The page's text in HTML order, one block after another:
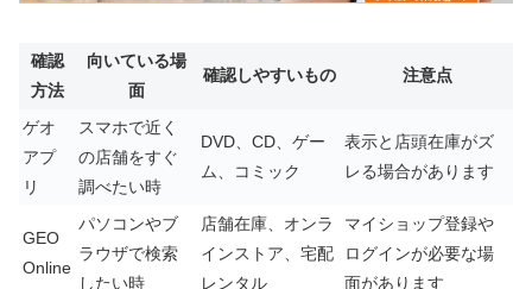
確認
方法
向いている場
面
確認しやすいもの 注意点
ゲオ
アプ
リ
スマホで近く
の店舗をすぐ
調べたい時
DVD、CD、ゲー
ム、コミック
表示と店頭在庫がズ
レる場合があります
GEO
Online
パソコンやブ
ラウザで検索
したい時
店舗在庫、オンラ
インストア、宅配
レンタル
マイショップ登録や
ログインが必要な場
面があります